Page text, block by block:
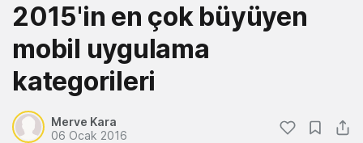
2015'in en çok büyüyen
mobil uygulama
kategorileri
Merve Kara
06 Ocak 2016